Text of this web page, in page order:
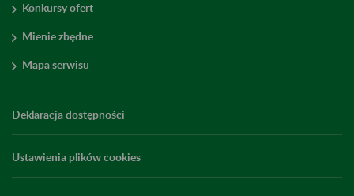
Konkursy ofert
Mienie zbędne
Mapa serwisu
Deklaracja dostępności
Ustawienia plików cookies